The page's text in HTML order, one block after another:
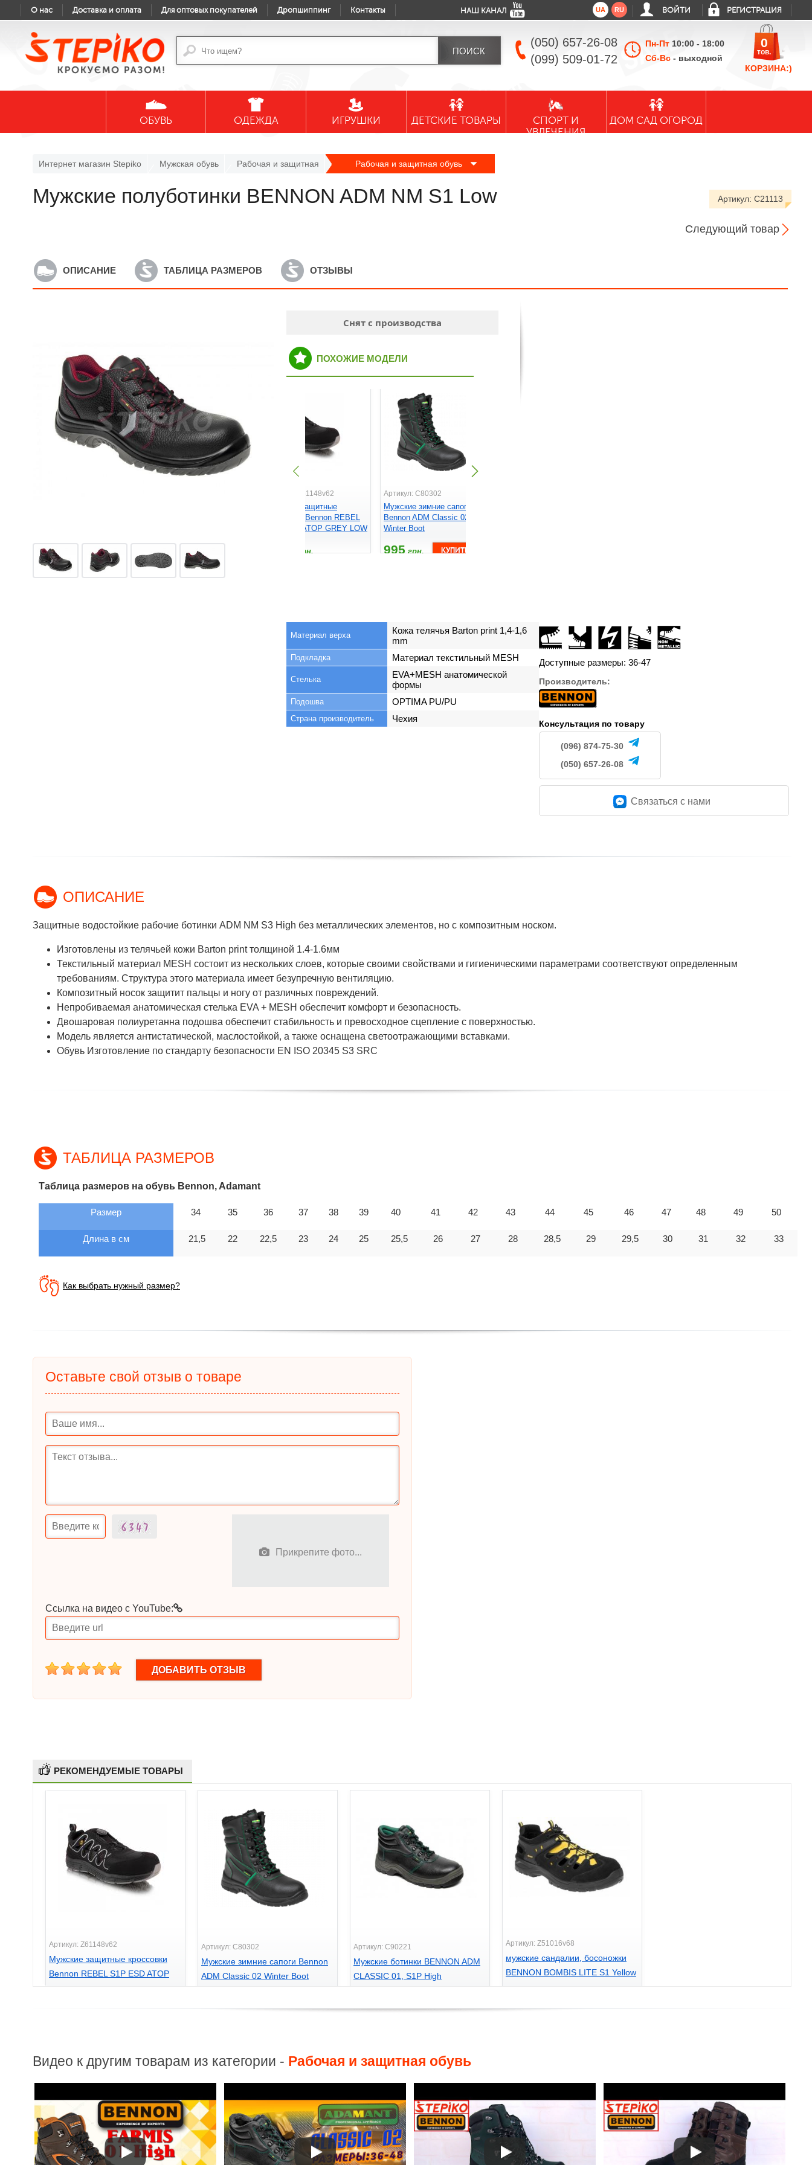
О нас Доставка и оплата Для оптовых покупателей Дропшиппинг Контакты НАШ КАНАЛ UA RU ВОЙТИ РЕГИСТРАЦИЯ
(050) 657-26-08
(099) 509-01-72
Пн-Пт 10:00 - 18:00
Сб-Вс - выходной
КОРЗИНА:)
0
тов.
ОБУВЬ ОДЕЖДА ИГРУШКИ ДЕТСКИЕ ТОВАРЫ
СПОРТ И
УВЛЕЧЕНИЯ
ДОМ САД ОГОРОД
Интернет магазин Stepiko Мужская обувь Рабочая и защитная Рабочая и защитная обувь
Мужские полуботинки BENNON ADM NM S1 Low Артикул: C21113
Следующий товар
ОПИСАНИЕ ТАБЛИЦА РАЗМЕРОВ ОТЗЫВЫ
Снят с производства
ПОХОЖИЕ МОДЕЛИ
1390 грн.
Артикул: Z61148v62
Мужские защитные
кроссовки Bennon REBEL
S1P ESD ATOP GREY LOW
грн.
Артикул: C80302
Мужские зимние сапоги
Bennon ADM Classic 02
Winter Boot
995грн.
Материал верха
Кожа телячья Barton print 1,4-1,6
mm
Подкладка Материал текстильный MESH
Стелька
EVA+MESH анатомической
формы
Подошва OPTIMA PU/PU
Страна производитель Чехия
Доступные размеры: 36-47
Производитель:
Консультация по товару
(096) 874-75-30
(050) 657-26-08
Связаться c нами
ОПИСАНИЕ
Защитные водостойкие рабочие ботинки ADM NM S3 High без металлических элементов, но с композитным носком.
Изготовлены из телячьей кожи Barton print толщиной 1.4-1.6мм
Текстильный материал MESH состоит из нескольких слоев, которые своими свойствами и гигиеническими параметрами соответствуют определенным
требованиям. Структура этого материала имеет безупречную вентиляцию.
Композитный носок защитит пальцы и ногу от различных повреждений.
Непробиваемая анатомическая стелька EVA + MESH обеспечит комфорт и безопасность.
Двошаровая полиуретанна подошва обеспечит стабильность и превосходное сцепление с поверхностью.
Модель является антистатической, маслостойкой, а также оснащена светоотражающими вставками.
Обувь Изготовление по стандарту безопасности EN ISO 20345 S3 SRC
ТАБЛИЦА РАЗМЕРОВ
Таблица размеров на обувь Bennon, Adamant
Размер 34 35 36 37 38 39 40 41 42 43 44 45 46 47 48 49 50
Длина в см 21,5 22 22,5 23 24 25 25,5 26 27 28 28,5 29 29,5 30 31 32 33
Как выбрать нужный размер?
Оставьте свой отзыв о товаре
Прикрепите фото...
Ссылка на видео с YouTube:
1 2 3 4 5
РЕКОМЕНДУЕМЫЕ ТОВАРЫ
Артикул: Z61148v62
Мужские защитные кроссовки
Bennon REBEL S1P ESD ATOP
Артикул: C80302
Мужские зимние сапоги Bennon
ADM Classic 02 Winter Boot
Артикул: C90221
Мужские ботинки BENNON ADM
CLASSIC 01, S1P High
Артикул: Z51016v68
мужские сандалии, босоножки
BENNON BOMBIS LITE S1 Yellow
Видео к другим товарам из категории - Рабочая и защитная обувь